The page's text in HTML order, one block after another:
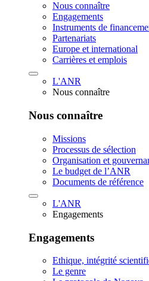
Nous connaître
Engagements
Instruments de
Partenariats
Europe et international
Carrières et emplois
L'ANR
Nous connaître
Nous connaître
Missions
Processus de sélection
Organisation et
Le budget de l’ANR
Documents de référence
L'ANR
Engagements
Engagements
Ethique, intégrité
Le genre